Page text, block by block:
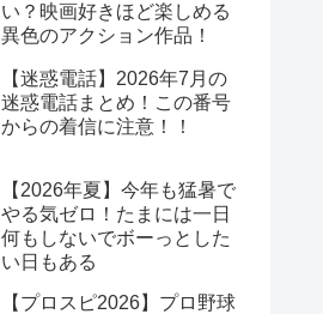
い？映画好きほど楽しめる
異色のアクション作品！
【迷惑電話】2026年7月の
迷惑電話まとめ！この番号
からの着信に注意！！
【2026年夏】今年も猛暑で
やる気ゼロ！たまには一日
何もしないでボーっとした
い日もある
【プロスピ2026】プロ野球